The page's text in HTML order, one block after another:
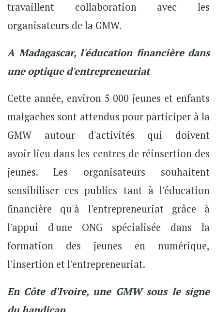
travaillent collaboration avec les
organisateurs de la GMW.
A Madagascar, l'éducation financière dans
une optique d'entrepreneuriat
Cette année, environ 5 000 jeunes et enfants
malgaches sont attendus pour participer à la
GMW autour d'activités qui doivent
avoir lieu dans les centres de réinsertion des
jeunes. Les organisateurs souhaitent
sensibiliser ces publics tant à l'éducation
financière qu'à l'entrepreneuriat grâce à
l'appui d'une ONG spécialisée dans la
formation des jeunes en numérique,
l'insertion et l'entrepreneuriat.
En Côte d'Ivoire, une GMW sous le signe